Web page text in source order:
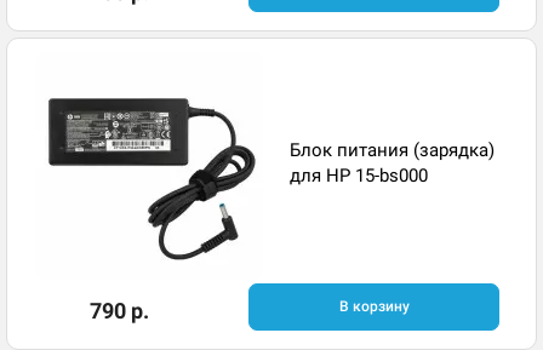
Блок питания (зарядка)
для HP 15-bs000
790 р. В корзину